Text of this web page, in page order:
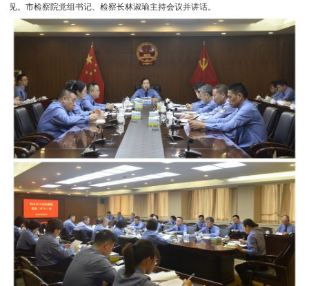
见。市检察院党组书记、检察长林淑瑜主持会议并讲话。